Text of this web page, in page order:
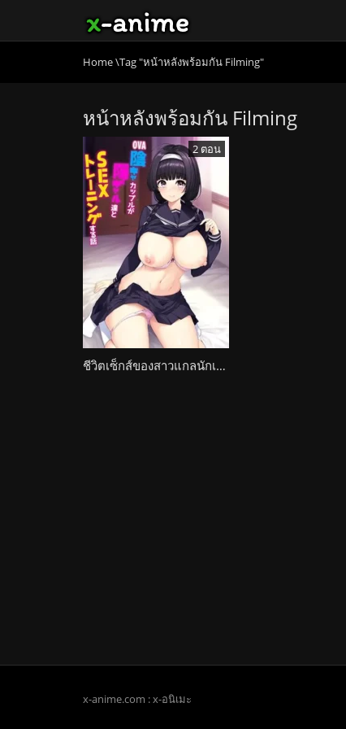
Home\Tag "หน้าหลังพร้อมกัน Filming"
หน้าหลังพร้อมกัน Filming
2 ตอน
ชีวิตเซ็กส์ของสาวแกลนักเรียนโอตาคุไปอย่างสุดกับพวกเธอ Incha Couple ga You Gal-tachi to Sex Training Suru Hanashi
x-anime.com : x-อนิเมะ